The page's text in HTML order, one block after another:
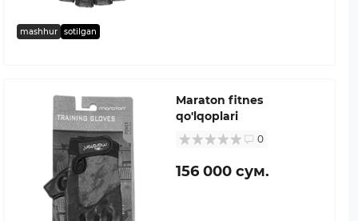
mashhur sotilgan
Maraton fitnes
qo'lqoplari
0
156 000 сум.